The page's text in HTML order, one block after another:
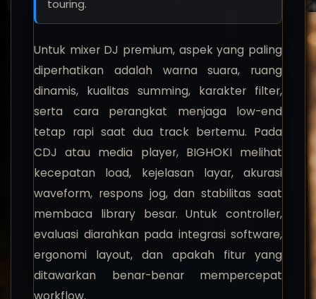
touring.
Untuk mixer DJ premium, aspek yang paling
diperhatikan adalah warna suara, ruang
dinamis, kualitas summing, karakter filter,
serta cara perangkat menjaga low-end
tetap rapi saat dua track bertemu. Pada
CDJ atau media player, BIGHOKI melihat
kecepatan load, kejelasan layar, akurasi
waveform, respons jog, dan stabilitas saat
membaca library besar. Untuk controller,
evaluasi diarahkan pada integrasi software,
ergonomi layout, dan apakah fitur yang
ditawarkan benar-benar mempercepat
workflow.